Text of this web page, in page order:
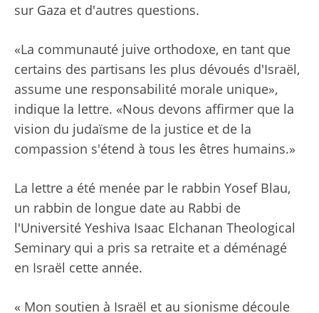
sur Gaza et d'autres questions.
«La communauté juive orthodoxe, en tant que
certains des partisans les plus dévoués d'Israël,
assume une responsabilité morale unique»,
indique la lettre. «Nous devons affirmer que la
vision du judaïsme de la justice et de la
compassion s'étend à tous les êtres humains.»
La lettre a été menée par le rabbin Yosef Blau,
un rabbin de longue date au Rabbi de
l'Université Yeshiva Isaac Elchanan Theological
Seminary qui a pris sa retraite et a déménagé
en Israël cette année.
« Mon soutien à Israël et au sionisme découle